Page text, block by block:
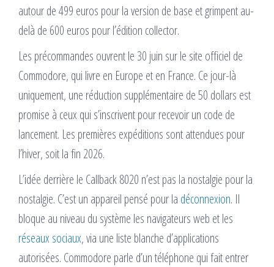
autour de 499 euros pour la version de base et grimpent au-
delà de 600 euros pour l’édition collector.
Les précommandes ouvrent le 30 juin sur le site officiel de
Commodore, qui livre en Europe et en France. Ce jour-là
uniquement, une réduction supplémentaire de 50 dollars est
promise à ceux qui s’inscrivent pour recevoir un code de
lancement. Les premières expéditions sont attendues pour
l’hiver, soit la fin 2026.
L’idée derrière le Callback 8020 n’est pas la nostalgie pour la
nostalgie. C’est un appareil pensé pour la déconnexion. Il
bloque au niveau du système les navigateurs web et les
réseaux sociaux, via une liste blanche d’applications
autorisées. Commodore parle d’un téléphone qui fait entrer